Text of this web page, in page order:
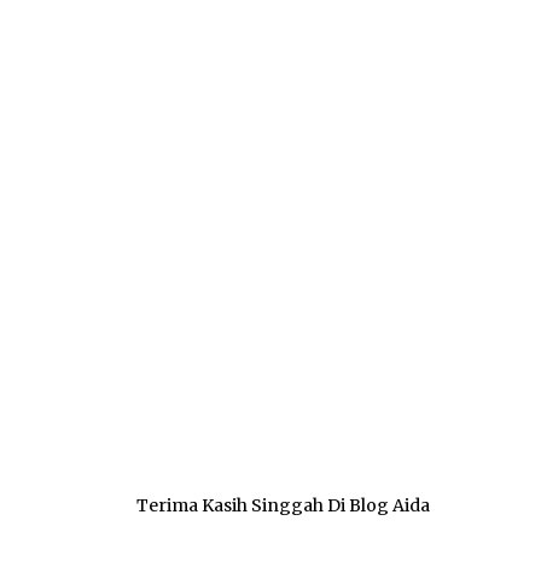
Terima Kasih Singgah Di Blog Aida